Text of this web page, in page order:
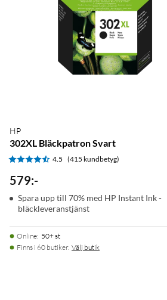
HP
302XL Bläckpatron Svart
4.5 (415 kundbetyg)
579:-
Spara upp till 70% med HP Instant Ink -
bläckleveranstjänst
Online: 50+ st
Finns i 60 butiker. Välj butik